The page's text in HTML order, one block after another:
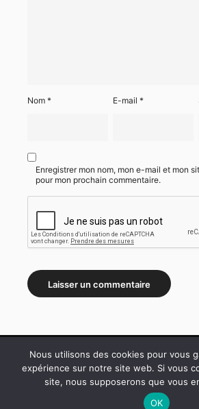
Nom * E-mail*
Enregistrer mon nom, mon e-mail et mon
pour mon prochain commentaire.
WordPress Theme ♥
Nous utilisons des cookies pour vous
expérience sur notre site web. Si vous
site, nous supposerons que vous
OK